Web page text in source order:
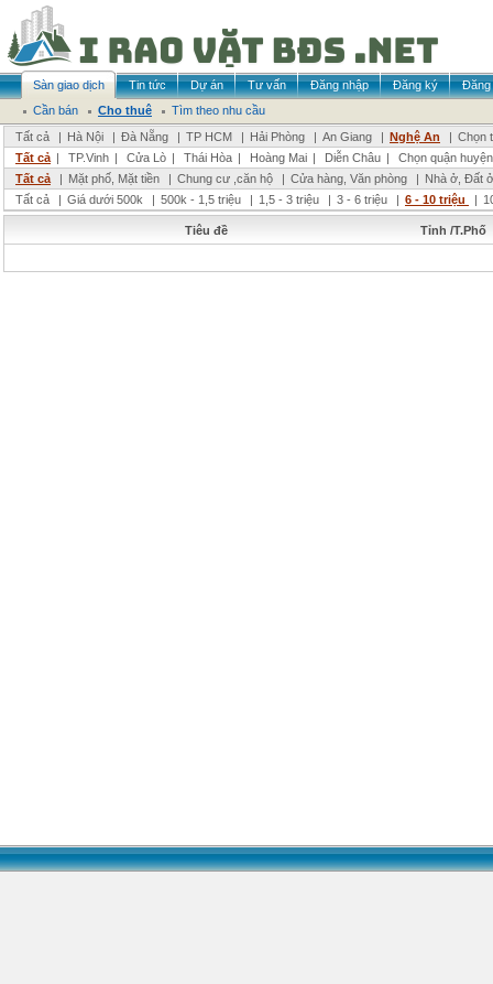
Sàn giao dịch Tin tức Dự án Tư vấn Đăng nhập Đăng ký
Đăng
Cần bán
Cho thuê
Tìm theo nhu cầu
Tất cả
| Hà Nội | Đà Nẵng | TP HCM | Hải Phòng | An Giang | Nghệ An | Chọn
Tất cả | TP.Vinh | Cửa Lò | Thái Hòa | Hoàng Mai | Diễn Châu |
Chọn quận
Tất cả
| Mặt phố, Mặt tiền | Chung cư ,căn hộ | Cửa hàng, Văn phòng | Nhà ở, Đất ở
Tất cả
| Giá dưới 500k | 500k - 1,5 triệu | 1,5 - 3 triệu | 3 - 6 triệu | 6 - 10 triệu |
Tiêu đề Tỉnh /T.Phố